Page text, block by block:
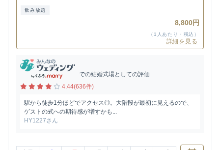
飲み放題
8,800円
（1人あたり・税込）
詳細を見る
での結婚式場としての評価
4.44(636件)
駅から徒歩1分ほどでアクセス◎。大階段が最初に見えるので、
ゲストの式への期待感が増すかも...
HY1227さん